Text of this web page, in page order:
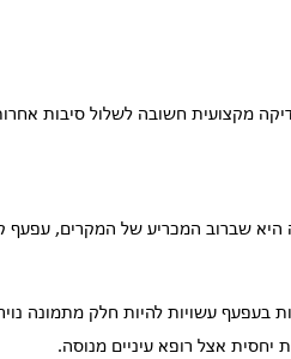
מקצועית חשובה לשלול סיבות
שברוב המכריע של המקרים, עפעף
בעפעף עשויות להיות חלק מתמונה
אצל רופא עיניים מנוסה.